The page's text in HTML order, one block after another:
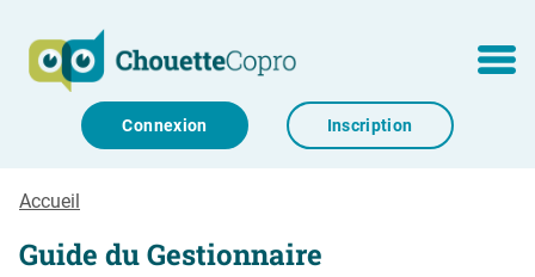
MENU
Connexion Inscription
Accueil
Guide du Gestionnaire